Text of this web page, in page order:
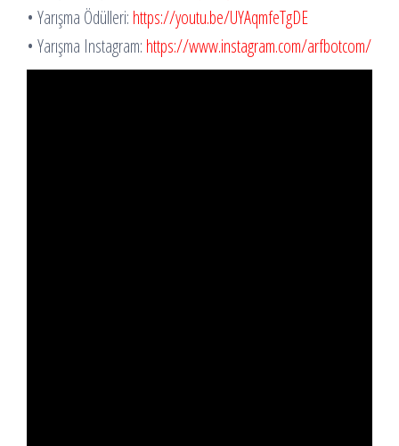
• Yarışma Ödülleri: https://youtu.be/UYAqmfeTgDE
• Yarışma Instagram: https://www.instagram.com/arfbotcom/